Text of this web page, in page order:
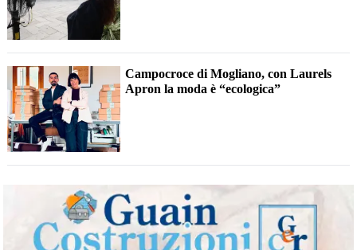
Campocroce di Mogliano, con Laurels
Apron la moda è “ecologica”